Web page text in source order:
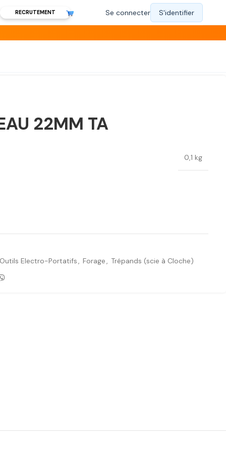
RECRUTEMENT
22MM TA
0,1 kg
Electro-Portatifs, Forage, Trépands (scie à Cloche)